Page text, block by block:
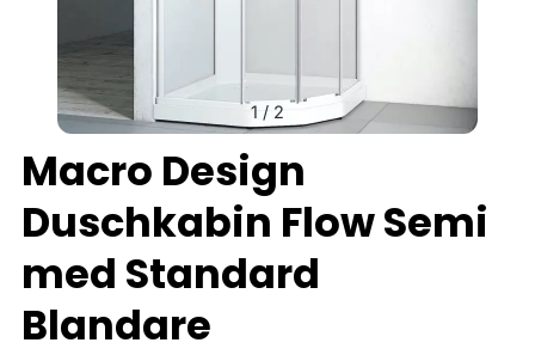
1 / 2
Macro Design
Duschkabin Flow Semi
med Standard
Blandare